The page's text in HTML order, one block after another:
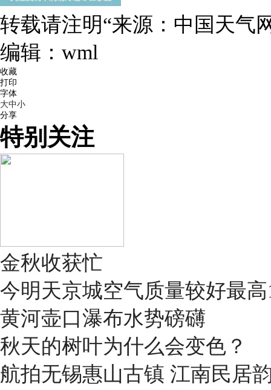
转载请注明“来源：中国天气
编辑：wml
收藏
打印
字体
大中小
分享
特别关注
金秋收获忙
今明天京城空气质量较好最
黄河壶口瀑布水势磅礴
秋天的树叶为什么会变色？
航拍无锡惠山古镇 江南民居